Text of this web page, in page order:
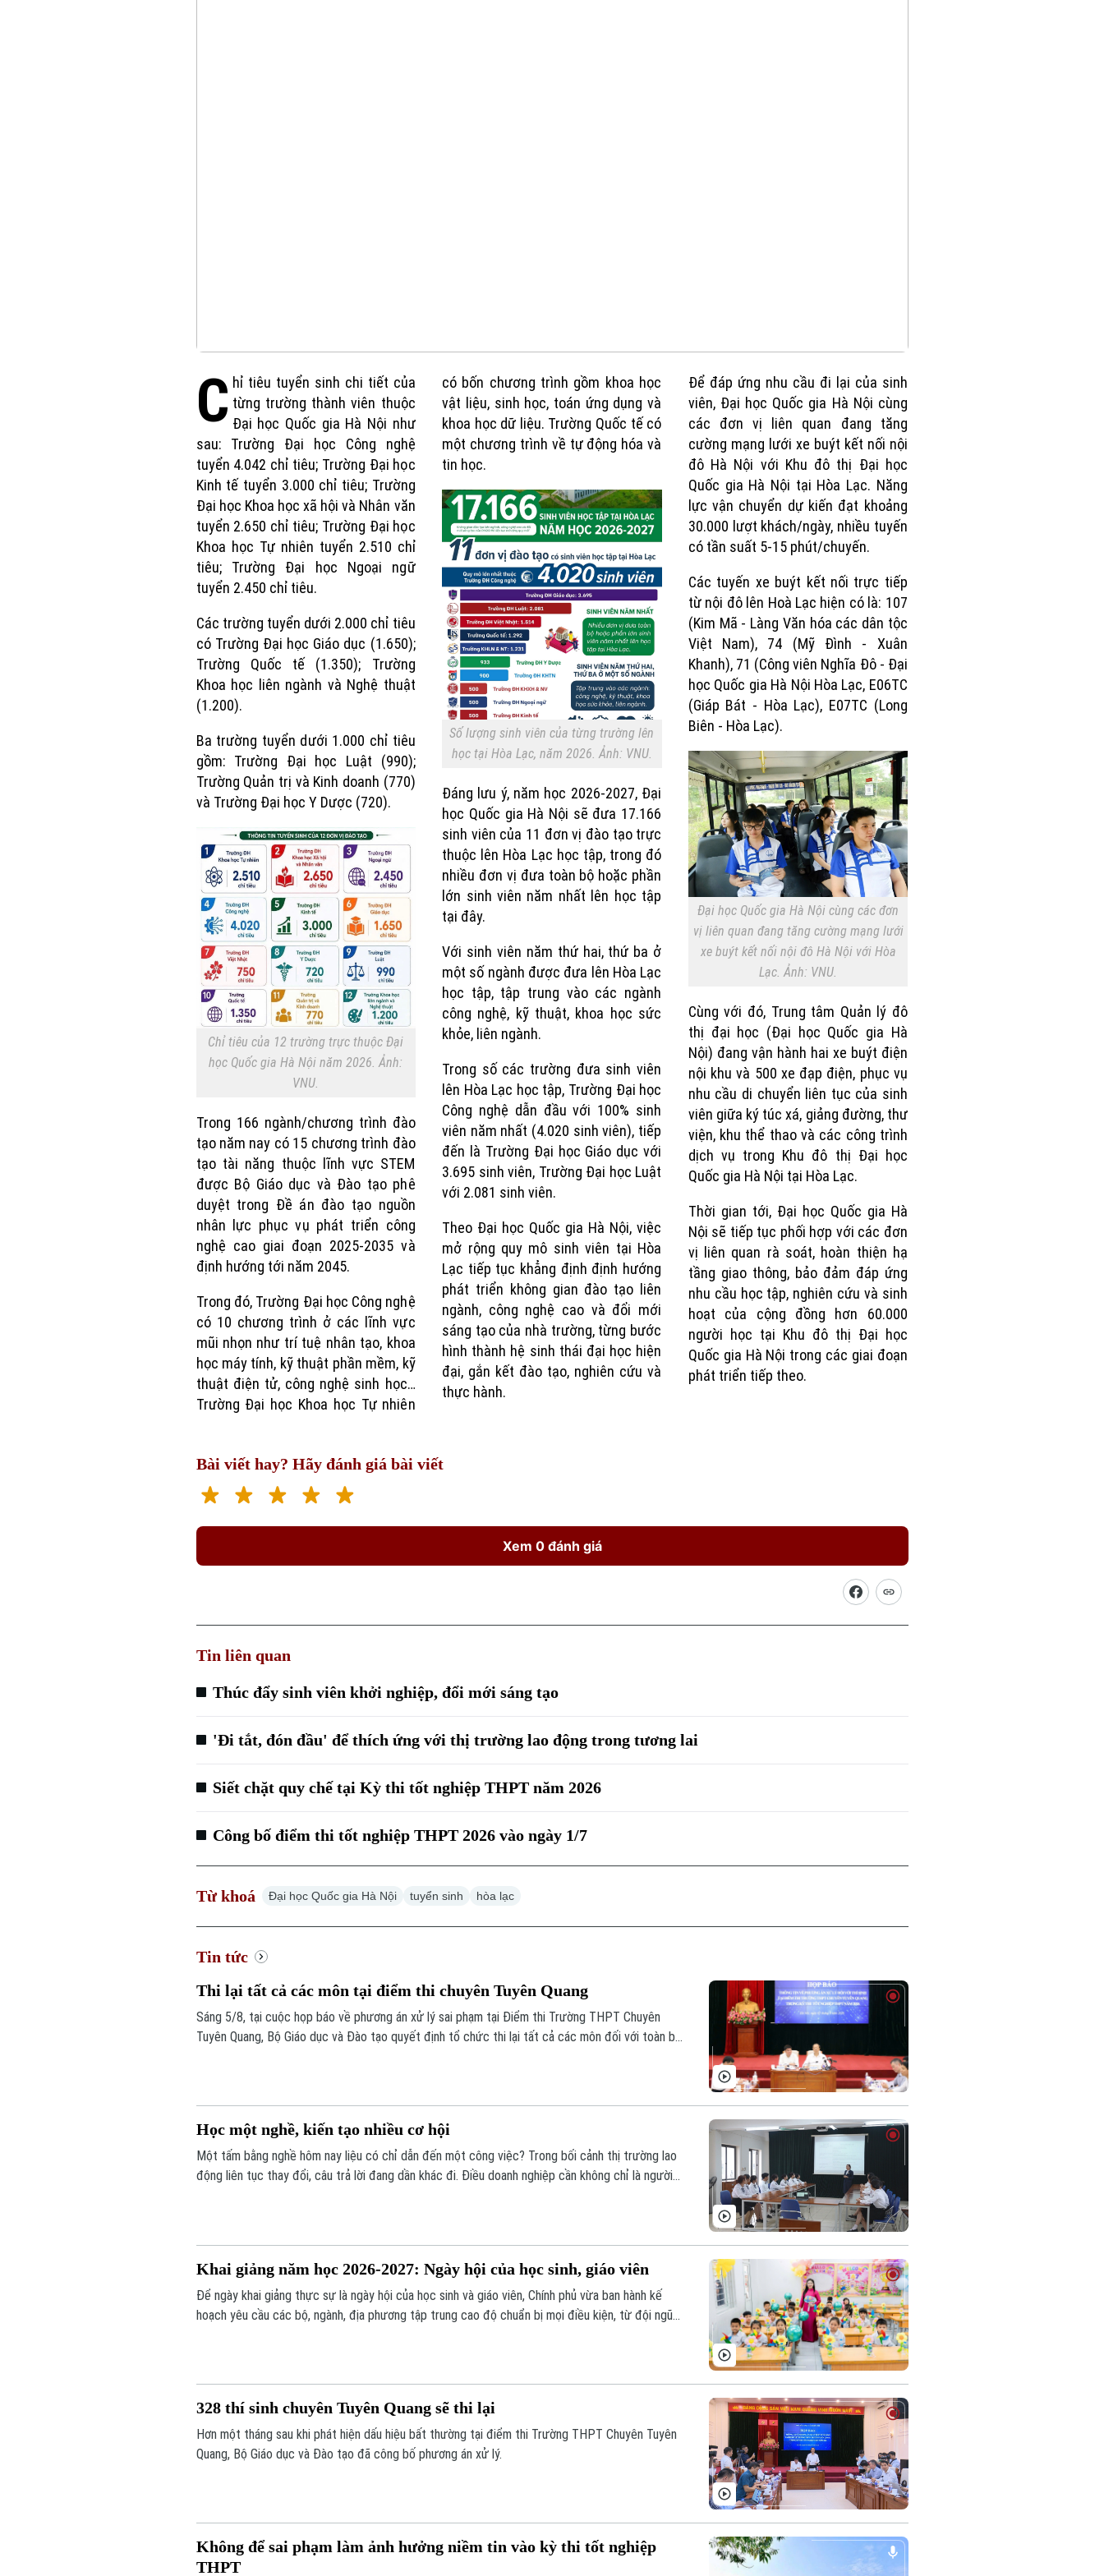
C hỉ tiêu tuyển sinh chi tiết của
từng trường thành viên thuộc
Đại học Quốc gia Hà Nội như
sau: Trường Đại học Công nghệ
tuyển 4.042 chỉ tiêu; Trường Đại học
Kinh tế tuyển 3.000 chỉ tiêu; Trường
Đại học Khoa học xã hội và Nhân văn
tuyển 2.650 chỉ tiêu; Trường Đại học
Khoa học Tự nhiên tuyển 2.510 chỉ
tiêu; Trường Đại học Ngoại ngữ
tuyển 2.450 chỉ tiêu.
Các trường tuyển dưới 2.000 chỉ tiêu
có Trường Đại học Giáo dục (1.650);
Trường Quốc tế (1.350); Trường
Khoa học liên ngành và Nghệ thuật
(1.200).
Ba trường tuyển dưới 1.000 chỉ tiêu
gồm: Trường Đại học Luật (990);
Trường Quản trị và Kinh doanh (770)
và Trường Đại học Y Dược (720).
Chỉ tiêu của 12 trường trực thuộc Đại
học Quốc gia Hà Nội năm 2026. Ảnh:
VNU.
Trong 166 ngành/chương trình đào
tạo năm nay có 15 chương trình đào
tạo tài năng thuộc lĩnh vực STEM
được Bộ Giáo dục và Đào tạo phê
duyệt trong Đề án đào tạo nguồn
nhân lực phục vụ phát triển công
nghệ cao giai đoạn 2025-2035 và
định hướng tới năm 2045.
Trong đó, Trường Đại học Công nghệ
có 10 chương trình ở các lĩnh vực
mũi nhọn như trí tuệ nhân tạo, khoa
học máy tính, kỹ thuật phần mềm, kỹ
thuật điện tử, công nghệ sinh học…
Trường Đại học Khoa học Tự nhiên
có bốn chương trình gồm khoa học
vật liệu, sinh học, toán ứng dụng và
khoa học dữ liệu. Trường Quốc tế có
một chương trình về tự động hóa và
tin học.
Số lượng sinh viên của từng trường lên
học tại Hòa Lạc, năm 2026. Ảnh: VNU.
Đáng lưu ý, năm học 2026-2027, Đại
học Quốc gia Hà Nội sẽ đưa 17.166
sinh viên của 11 đơn vị đào tạo trực
thuộc lên Hòa Lạc học tập, trong đó
nhiều đơn vị đưa toàn bộ hoặc phần
lớn sinh viên năm nhất lên học tập
tại đây.
Với sinh viên năm thứ hai, thứ ba ở
một số ngành được đưa lên Hòa Lạc
học tập, tập trung vào các ngành
công nghệ, kỹ thuật, khoa học sức
khỏe, liên ngành.
Trong số các trường đưa sinh viên
lên Hòa Lạc học tập, Trường Đại học
Công nghệ dẫn đầu với 100% sinh
viên năm nhất (4.020 sinh viên), tiếp
đến là Trường Đại học Giáo dục với
3.695 sinh viên, Trường Đại học Luật
với 2.081 sinh viên.
Theo Đại học Quốc gia Hà Nội, việc
mở rộng quy mô sinh viên tại Hòa
Lạc tiếp tục khẳng định định hướng
phát triển không gian đào tạo liên
ngành, công nghệ cao và đổi mới
sáng tạo của nhà trường, từng bước
hình thành hệ sinh thái đại học hiện
đại, gắn kết đào tạo, nghiên cứu và
thực hành.
Để đáp ứng nhu cầu đi lại của sinh
viên, Đại học Quốc gia Hà Nội cùng
các đơn vị liên quan đang tăng
cường mạng lưới xe buýt kết nối nội
đô Hà Nội với Khu đô thị Đại học
Quốc gia Hà Nội tại Hòa Lạc. Năng
lực vận chuyển dự kiến đạt khoảng
30.000 lượt khách/ngày, nhiều tuyến
có tần suất 5-15 phút/chuyến.
Các tuyến xe buýt kết nối trực tiếp
từ nội đô lên Hoà Lạc hiện có là: 107
(Kim Mã - Làng Văn hóa các dân tộc
Việt Nam), 74 (Mỹ Đình - Xuân
Khanh), 71 (Công viên Nghĩa Đô - Đại
học Quốc gia Hà Nội Hòa Lạc, E06TC
(Giáp Bát - Hòa Lạc), E07TC (Long
Biên - Hòa Lạc).
Đại học Quốc gia Hà Nội cùng các đơn
vị liên quan đang tăng cường mạng lưới
xe buýt kết nối nội đô Hà Nội với Hòa
Lạc. Ảnh: VNU.
Cùng với đó, Trung tâm Quản lý đô
thị đại học (Đại học Quốc gia Hà
Nội) đang vận hành hai xe buýt điện
nội khu và 500 xe đạp điện, phục vụ
nhu cầu di chuyển liên tục của sinh
viên giữa ký túc xá, giảng đường, thư
viện, khu thể thao và các công trình
dịch vụ trong Khu đô thị Đại học
Quốc gia Hà Nội tại Hòa Lạc.
Thời gian tới, Đại học Quốc gia Hà
Nội sẽ tiếp tục phối hợp với các đơn
vị liên quan rà soát, hoàn thiện hạ
tầng giao thông, bảo đảm đáp ứng
nhu cầu học tập, nghiên cứu và sinh
hoạt của cộng đồng hơn 60.000
người học tại Khu đô thị Đại học
Quốc gia Hà Nội trong các giai đoạn
phát triển tiếp theo.
Bài viết hay? Hãy đánh giá bài viết
Xem 0 đánh giá
Tin liên quan
Thúc đẩy sinh viên khởi nghiệp, đổi mới sáng tạo
'Đi tắt, đón đầu' để thích ứng với thị trường lao động trong tương lai
Siết chặt quy chế tại Kỳ thi tốt nghiệp THPT năm 2026
Công bố điểm thi tốt nghiệp THPT 2026 vào ngày 1/7
Từ khoá Đại học Quốc gia Hà Nội tuyển sinh hòa lạc
Tin tức
Thi lại tất cả các môn tại điểm thi chuyên Tuyên Quang
Sáng 5/8, tại cuộc họp báo về phương án xử lý sai phạm tại Điểm thi Trường THPT Chuyên
Tuyên Quang, Bộ Giáo dục và Đào tạo quyết định tổ chức thi lại tất cả các môn đối với toàn bộ
Học một nghề, kiến tạo nhiều cơ hội
Một tấm bằng nghề hôm nay liệu có chỉ dẫn đến một công việc? Trong bối cảnh thị trường lao
động liên tục thay đổi, câu trả lời đang dần khác đi. Điều doanh nghiệp cần không chỉ là người
Khai giảng năm học 2026-2027: Ngày hội của học sinh, giáo viên
Để ngày khai giảng thực sự là ngày hội của học sinh và giáo viên, Chính phủ vừa ban hành kế
hoạch yêu cầu các bộ, ngành, địa phương tập trung cao độ chuẩn bị mọi điều kiện, từ đội ngũ
328 thí sinh chuyên Tuyên Quang sẽ thi lại
Hơn một tháng sau khi phát hiện dấu hiệu bất thường tại điểm thi Trường THPT Chuyên Tuyên
Quang, Bộ Giáo dục và Đào tạo đã công bố phương án xử lý.
Không để sai phạm làm ảnh hưởng niềm tin vào kỳ thi tốt nghiệp
THPT